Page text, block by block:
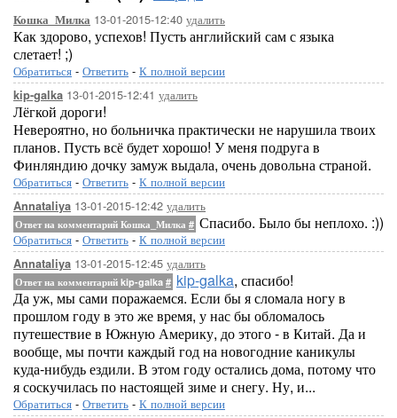
Кошка_Милка 13-01-2015-12:40 удалить
Как здорово, успехов! Пусть английский сам с языка
слетает! ;)
Обратиться - Ответить - К полной версии
kip-galka 13-01-2015-12:41 удалить
Лёгкой дороги!
Невероятно, но больничка практически не нарушила твоих
планов. Пусть всё будет хорошо! У меня подруга в
Финляндию дочку замуж выдала, очень довольна страной.
Обратиться - Ответить - К полной версии
Annataliya 13-01-2015-12:42 удалить
Ответ на комментарий Кошка_Милка # Спасибо. Было бы неплохо. :))
Обратиться - Ответить - К полной версии
Annataliya 13-01-2015-12:45 удалить
Ответ на комментарий kip-galka # kip-galka, спасибо!
Да уж, мы сами поражаемся. Если бы я сломала ногу в
прошлом году в это же время, у нас бы обломалось
путешествие в Южную Америку, до этого - в Китай. Да и
вообще, мы почти каждый год на новогодние каникулы
куда-нибудь ездили. В этом году остались дома, потому что
я соскучилась по настоящей зиме и снегу. Ну, и...
Обратиться - Ответить - К полной версии